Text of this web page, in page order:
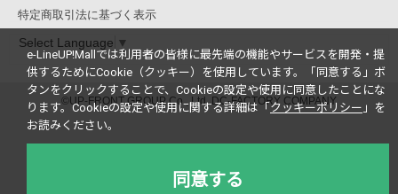
特定商取引法に基づく表示
Select Language ▼
©UP-FRONT GROUP Co., Ltd. DC-FACTORY COMPANY
e-LineUP!Mallでは利用者の皆様に最先端の機能やサービスを開発・提
供するためにCookie（クッキー）を使用しています。
「同意する」ボ
タンをクリックすることで、Cookieの設定や使用に同意したことにな
ります。Cookieの設定や使用に関する詳細は「 クッキーポリシー 」を
お読みください。
同意する